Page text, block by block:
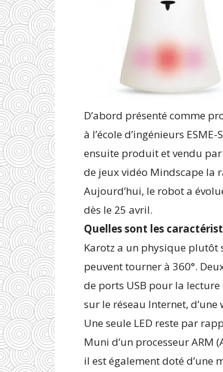
D’abord présenté comme
à l’école d’ingénieurs
ensuite produit et vendu par
de jeux vidéo Mindscape la
Aujourd’hui, le robot a
dès le 25 avril.
Quelles sont les
Karotz a un physique plutôt
peuvent tourner à 360°.
de ports USB pour la
sur le réseau Internet,
Une seule LED reste par
Muni d’un processeur ARM
il est également doté d’une